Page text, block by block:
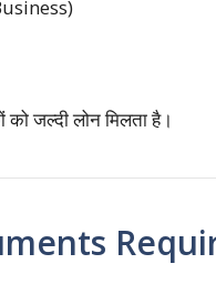
जल्दी लोन मिलता है।